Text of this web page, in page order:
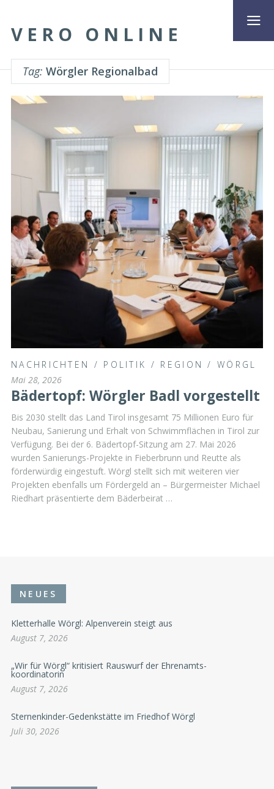
VERO ONLINE
Tag: Wörgler Regionalbad
NACHRICHTEN / POLITIK / REGION /WÖRGL
Mai 28, 2026
Bädertopf: Wörgler Badl vorgestellt
Bis 2030 stellt das Land Tirol insgesamt 75 Millionen Euro für
Neubau, Sanierung und Erhalt von Schwimmflächen in Tirol zur
Verfügung. Bei der 6. Bädertopf-Sitzung am 27. Mai 2026
wurden Sanierungs-Projekte in Fieberbrunn und Reutte als
förderwürdig eingestuft. Wörgl stellt sich mit weiteren vier
Projekten ebenfalls um Fördergeld an – Bürgermeister Michael
Riedhart präsentierte dem Bäderbeirat …
NEUES
Kletterhalle Wörgl: Alpenverein steigt aus
August 7, 2026
„Wir für Wörgl“ kritisiert Rauswurf der Ehrenamts-
koordinatorin
August 7, 2026
Sternenkinder-Gedenkstätte im Friedhof Wörgl
Juli 30, 2026